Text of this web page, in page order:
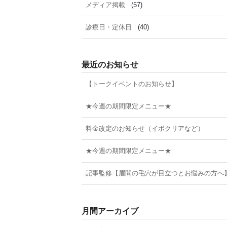
メディア掲載 (57)
診療日・定休日 (40)
最近のお知らせ
【トークイベントのお知らせ】
★今週の期間限定メニュー★
料金改定のお知らせ（イボクリアなど）
★今週の期間限定メニュー★
記事監修【眉間の毛穴が目立つとお悩みの方へ
月間アーカイブ